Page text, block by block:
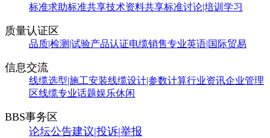
标准求助标准共享技术资料共享标准讨论|培训学习
质量认证区
品质|检测|试验产品认证电缆销售专业英语|国际贸易
信息交流
线缆选型|施工安装线缆设计|参数计算行业资讯企业管理
区线缆专业话题娱乐休闲
BBS事务区
论坛公告建议|投诉|举报